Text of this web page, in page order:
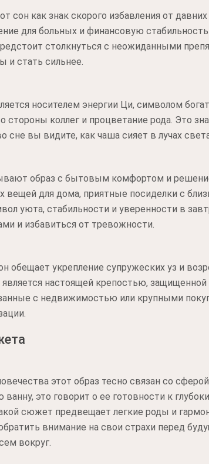
сон как знак скорого избавления от
для больных и финансовую
столкнуться с неожиданными
и стать сильнее.
носителем энергии Ци, символом
коллег и процветание рода. Это
сне вы видите, как чаша сияет в лучах
образ с бытовым комфортом и
вещей для дома, приятные посиделки с
уюта, стабильности и уверенности в
и избавиться от тревожности.
обещает укрепление супружеских уз и
настоящей крепостью,
с недвижимостью или крупными
этот образ тесно связан со
это говорит о ее готовности к
сюжет предвещает легкие роды и
внимание на свои страхи перед
вокруг.